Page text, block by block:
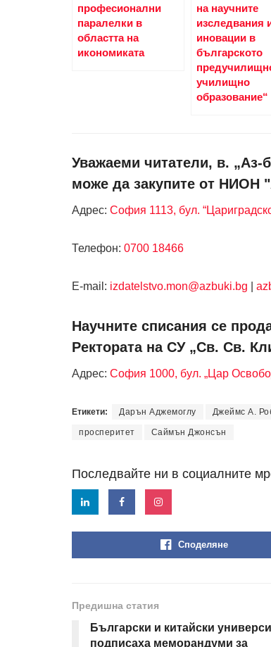
професионални
паралелки в
областта на
икономиката
на научните
изследвания
иновации в
българското
училищно
образование“
Уважаеми читатели, в. „Аз-
може да закупите от НИОН
Адрес: София 1113, бул.
Телефон: 0700 18466
Е-mail: izdatelstvo.mon@azbuki.bg
Научните списания се
Ректората на СУ „Св. Св.
Адрес: София 1000, бул. „Цар
Етикети: Дарън Аджемоглу Джеймс А.
просперитет Саймън Джонсън
Последвайте ни в социалните
Споделяне
Предишна статия
Български и китайски
подписаха меморандуми за